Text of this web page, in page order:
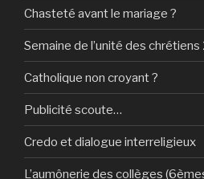
Chasteté avant le mariage ?
Semaine de l’unité des chrétiens
Catholique non croyant ?
Publicité scoute…
Credo et dialogue interreligieux
L’aumônerie des collèges